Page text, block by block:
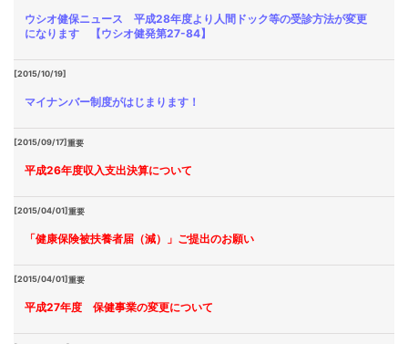
ウシオ健保ニュース 平成28年度より人間ドック等の受診方法が変更
になります 【ウシオ健発第27-84】
[2015/10/19]
マイナンバー制度がはじまります！
[2015/09/17]重要
平成26年度収入支出決算について
[2015/04/01]重要
「健康保険被扶養者届（減）」ご提出のお願い
[2015/04/01]重要
平成27年度 保健事業の変更について